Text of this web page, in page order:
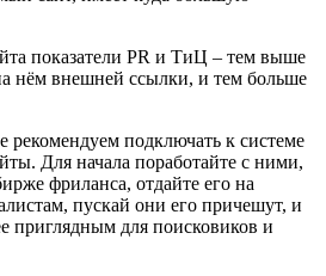
показатели PR и ТиЦ – тем выше
нём внешней ссылки, и тем больше
подключать к системе
Для начала поработайте с ними,
фриланса, отдайте его на
пускай они его причешут, и
приглядным для поисковиков и